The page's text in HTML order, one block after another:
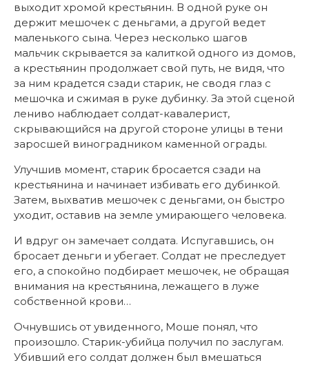
выходит хромой крестьянин. В одной руке он
держит мешочек с деньгами, а другой ведет
маленького сына. Через несколько шагов
мальчик скрывается за калиткой одного из домов,
а крестьянин продолжает свой путь, не видя, что
за ним крадется сзади старик, не сводя глаз с
мешочка и сжимая в руке дубинку. За этой сценой
лениво наблюдает солдат-кавалерист,
скрывающийся на другой стороне улицы в тени
заросшей виноградником каменной ограды.
Улучшив момент, старик бросается сзади на
крестьянина и начинает избивать его дубинкой.
Затем, выхватив мешочек с деньгами, он быстро
уходит, оставив на земле умирающего человека.
И вдруг он замечает солдата. Испугавшись, он
бросает деньги и убегает. Солдат не преследует
его, а спокойно подбирает мешочек, не обращая
внимания на крестьянина, лежащего в луже
собственной крови…
Очнувшись от увиденного, Моше понял, что
произошло. Старик-убийца получил по заслугам.
Убивший его солдат должен был вмешаться